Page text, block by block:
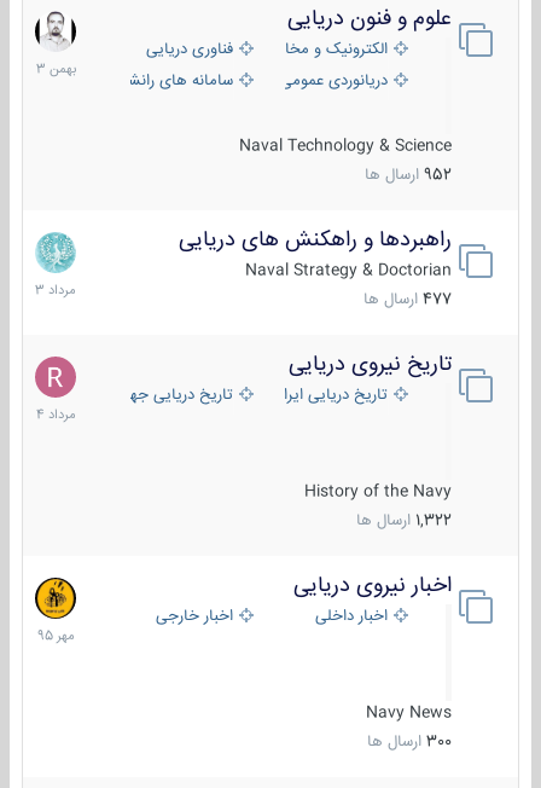
علوم و فنون دریایی
الکترونیک و مخابرات دریاییفناوری دریایی
دریانوردی عمومی
سامانه های رانشی دریایی
Naval Technology & Science
952 ارسال ها
6
بهمن
1403
راهبردها و راهکنش های دریایی
Naval Strategy & Doctorian
477 ارسال ها
2
مرداد
1403
تاریخ نیروی دریایی
تاریخ دریایی ایران تاریخ دریایی جهان
History of the Navy
1,322 ارسال ها
16
مرداد
1404
اخبار نیروی دریایی
اخبار داخلی اخبار خارجی
Navy News
300 ارسال ها
27
مهر
1395